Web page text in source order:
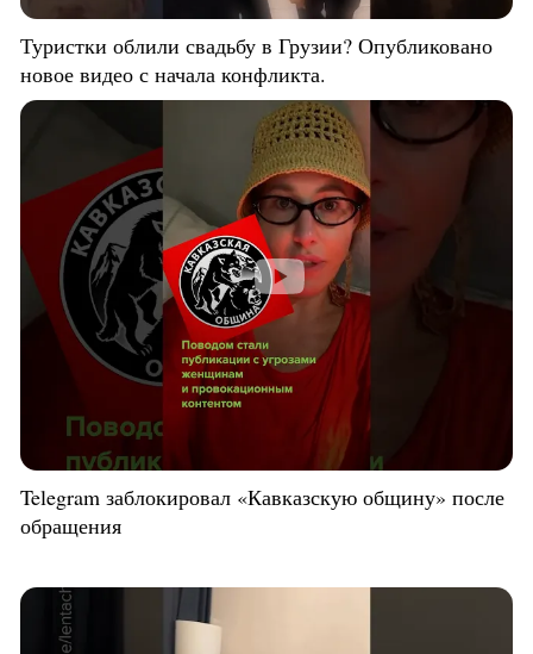
Туристки облили свадьбу в Грузии? Опубликовано
новое видео с начала конфликта.
Telegram заблокировал «Кавказскую общину» после
обращения